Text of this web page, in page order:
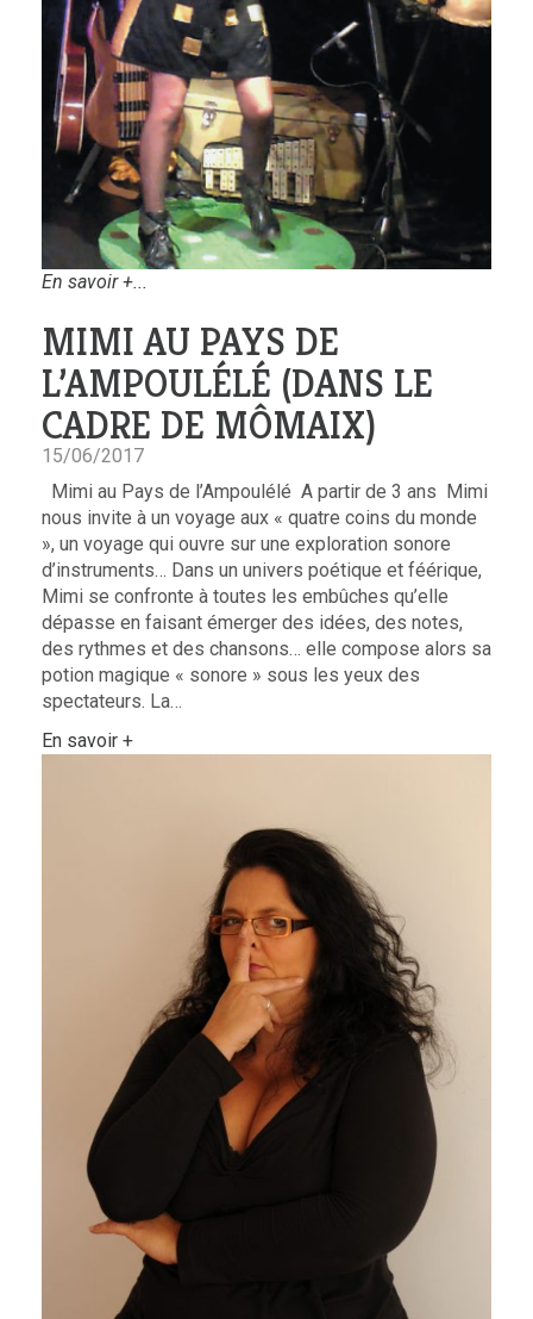
En savoir +...
MIMI AU PAYS DE
L’AMPOULÉLÉ (DANS LE
CADRE DE MÔMAIX)
15/06/2017
Mimi au Pays de l’Ampoulélé A partir de 3 ans Mimi
nous invite à un voyage aux « quatre coins du monde
», un voyage qui ouvre sur une exploration sonore
d’instruments… Dans un univers poétique et féérique,
Mimi se confronte à toutes les embûches qu’elle
dépasse en faisant émerger des idées, des notes,
des rythmes et des chansons… elle compose alors sa
potion magique « sonore » sous les yeux des
spectateurs. La…
En savoir +